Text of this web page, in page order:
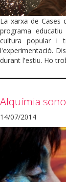
La xarxa de Cases
programa
cultura popular i
l'experimentació.
durant l'estiu. Ho
Alquímia
14/07/2014